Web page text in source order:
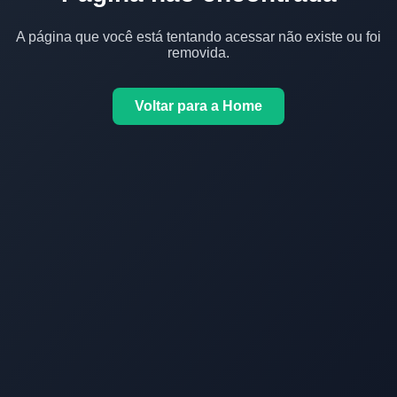
A página que você está tentando acessar não existe ou foi
removida.
Voltar para a Home